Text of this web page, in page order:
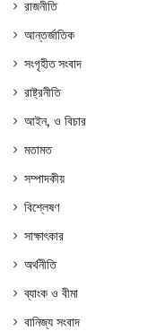
রাজনীতি
আন্তর্জাতিক
সংগৃহীত সংবাদ
রাষ্ট্রনীতি
আইন, ও বিচার
মতামত
সম্পাদকীয়
বিশ্লেষণ
সাক্ষাৎকার
অর্থনীতি
ব্যাংক ও বীমা
বানিজ্য সংবাদ